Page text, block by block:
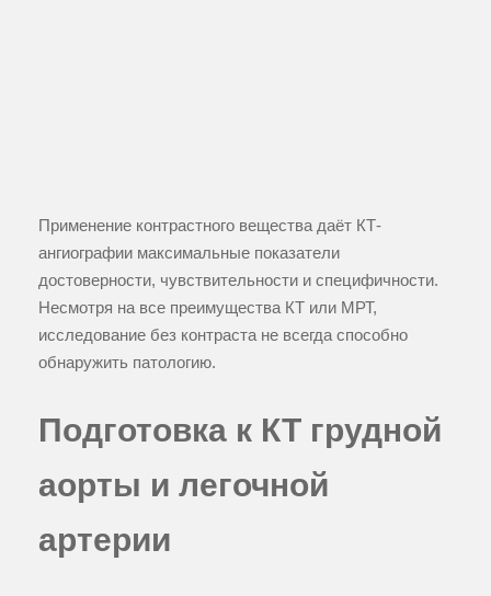
Применение контрастного вещества даёт КТ-
ангиографии максимальные показатели
достоверности, чувствительности и специфичности.
Несмотря на все преимущества КТ или МРТ,
исследование без контраста не всегда способно
обнаружить патологию.
Подготовка к КТ грудной
аорты и легочной
артерии